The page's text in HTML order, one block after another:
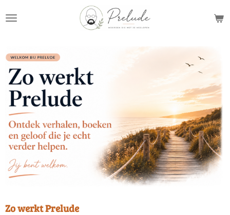
direct
hoofdinhoud
Zo werkt Prelude